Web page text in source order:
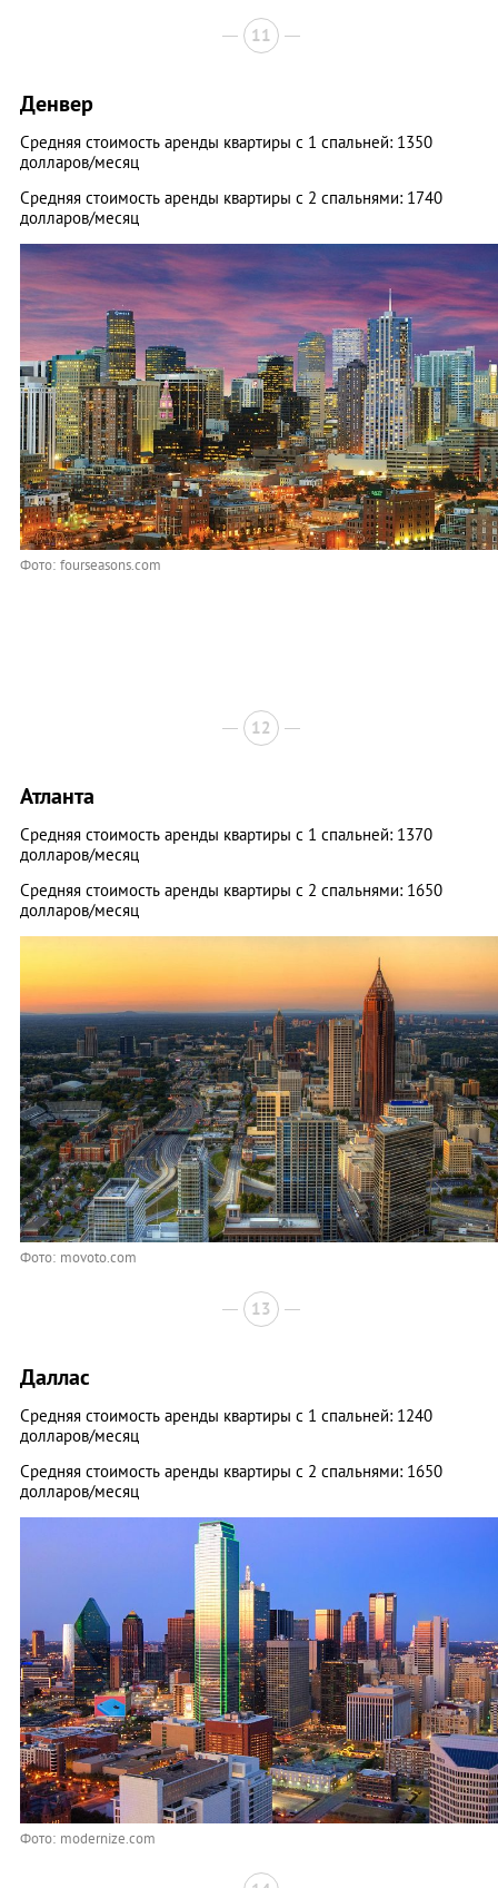
11
Денвер
Средняя стоимость аренды квартиры с 1 спальней: 1350
долларов/месяц
Средняя стоимость аренды квартиры с 2 спальнями: 1740
долларов/месяц
Фото: fourseasons.com
12
Атланта
Средняя стоимость аренды квартиры с 1 спальней: 1370
долларов/месяц
Средняя стоимость аренды квартиры с 2 спальнями: 1650
долларов/месяц
Фото: movoto.com
13
Даллас
Средняя стоимость аренды квартиры с 1 спальней: 1240
долларов/месяц
Средняя стоимость аренды квартиры с 2 спальнями: 1650
долларов/месяц
Фото: modernize.com